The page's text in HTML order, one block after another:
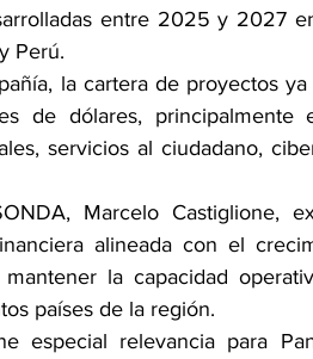
entre 2025 y 2027
Perú.
la cartera de proyectos
de dólares, principalmente
servicios al ciudadano,
Marcelo Castiglione,
alineada con el
la capacidad
países de la región.
especial relevancia para